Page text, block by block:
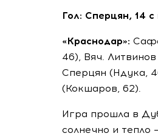
Гол: Сперцян, 14 с
«Краснодар»:
46), Вяч.
Сперцян (Ндука,
(Кокшаров, 62).
Игра прошла в
солнечно и тепло